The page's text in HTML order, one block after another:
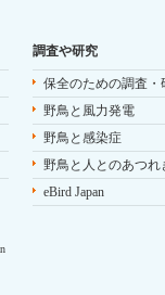
調査や研究
保全のための調査・
野鳥と風力発電
野鳥と感染症
野鳥と人とのあつれ
eBird Japan